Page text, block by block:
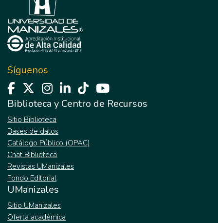
Síguenos
Biblioteca y Centro de Recursos
Sitio Biblioteca
Bases de datos
Catálogo Público (OPAC)
Chat Biblioteca
Revistas UManizales
Fondo Editorial
UManizales
Sitio UManizales
Oferta académica